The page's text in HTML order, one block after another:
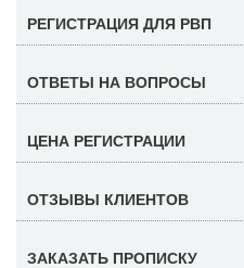
РЕГИСТРАЦИЯ ДЛЯ РВП
ОТВЕТЫ НА ВОПРОСЫ
ЦЕНА РЕГИСТРАЦИИ
ОТЗЫВЫ КЛИЕНТОВ
ЗАКАЗАТЬ ПРОПИСКУ